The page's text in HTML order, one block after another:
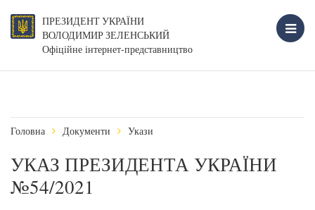
ПРЕЗИДЕНТ УКРАЇНИ
ВОЛОДИМИР ЗЕЛЕНСЬКИЙ
Офіційне інтернет-представництво
Головна Документи Укази
УКАЗ ПРЕЗИДЕНТА УКРАЇНИ
№54/2021